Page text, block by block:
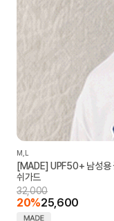
M,L
[MADE] UPF50+ 남성용
쉬가드
32,000
20%25,600